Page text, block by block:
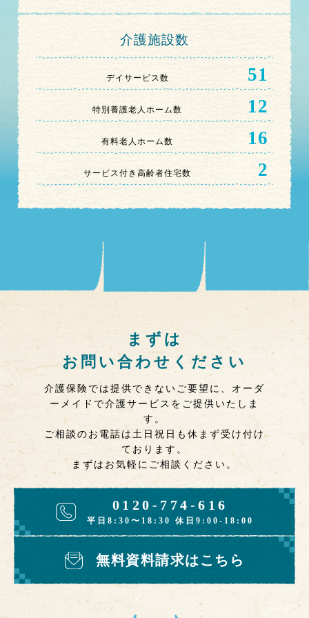
介護施設数
デイサービス数 51
特別養護老人ホーム数 12
有料老人ホーム数 16
サービス付き高齢者住宅数 2
まずは
お問い合わせください
介護保険では提供できないご要望に、オーダ
ーメイドで介護サービスをご提供いたしま
す。
ご相談のお電話は土日祝日も休まず受け付け
ております。
まずはお気軽にご相談ください。
0120-774-616
平日8:30〜18:30 休日9:00-18:00
無料資料請求はこちら